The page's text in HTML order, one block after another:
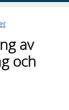
av
och